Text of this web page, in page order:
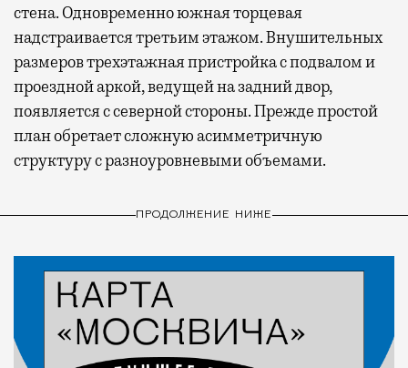
стена. Одновременно южная торцевая
надстраивается третьим этажом. Внушительных
размеров трехэтажная пристройка с подвалом и
проездной аркой, ведущей на задний двор,
появляется с северной стороны. Прежде простой
план обретает сложную асимметричную
структуру с разноуровневыми объемами.
ПРОДОЛЖЕНИЕ НИЖЕ